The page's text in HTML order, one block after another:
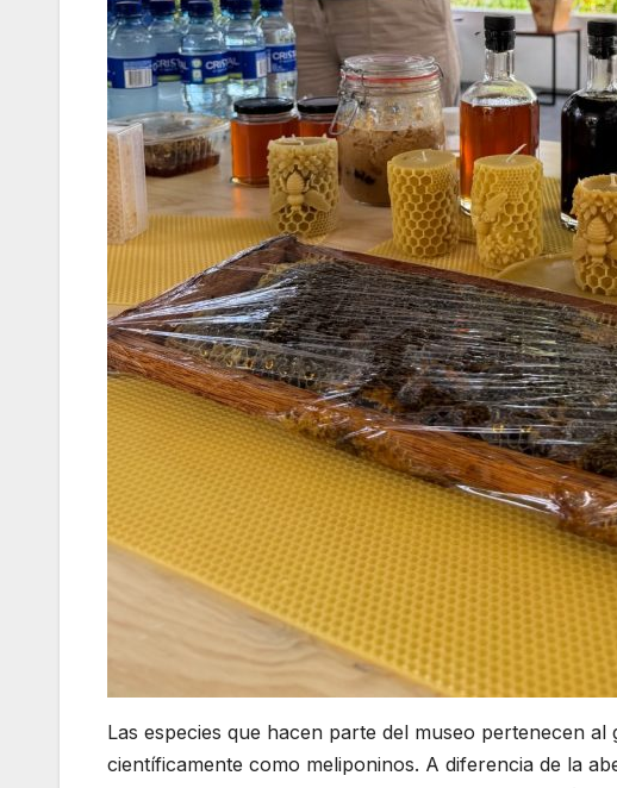
Las especies que hacen parte del museo pertenecen
científicamente como meliponinos. A diferencia de la